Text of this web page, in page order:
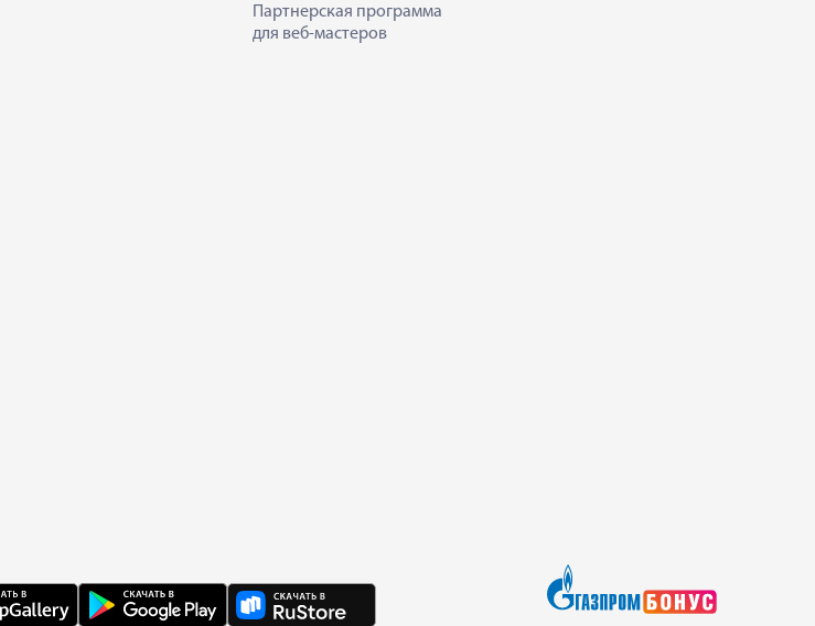
Партнерская программа
для веб-мастеров